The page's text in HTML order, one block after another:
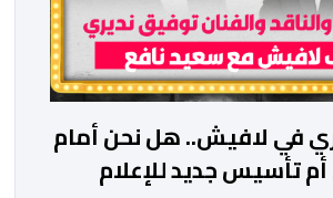
في لافيش.. هل نحن أمام
تأسيس جديد للإعلام